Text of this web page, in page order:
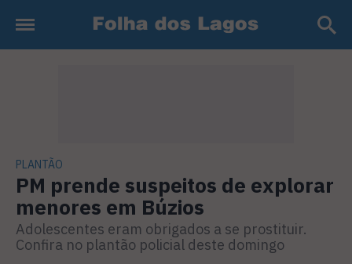
PLANTÃO
PM prende suspeitos de explorar
menores em Búzios
Adolescentes eram obrigados a se prostituir.
Confira no plantão policial deste domingo